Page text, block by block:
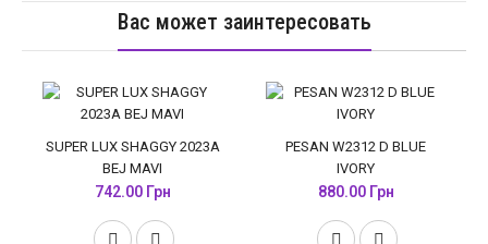
Вас может заинтересовать
SUPER LUX SHAGGY 2023A
BEJ MAVI
742.00 Грн
PESAN W2312 D BLUE
IVORY
880.00 Грн